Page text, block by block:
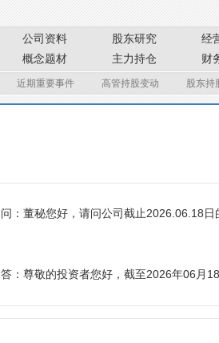
公司资料 股东研究 经
概念题材 主力持仓 财
近期重要事件 高管持股变动 股东持
问： 董秘您好，请问公司截止2026.06.18
答： 尊敬的投资者您好，截至2026年06月